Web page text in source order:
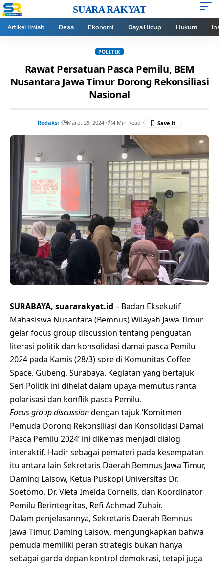
SUARA RAKYAT
Artikel Ilmiah Desa Ekonomi Gaya Hidup Hukum
POLITIK
Rawat Persatuan Pasca Pemilu, BEM
Nusantara Jawa Timur Dorong Rekonsiliasi
Nasional
Redaksi Maret 29, 2024 4 Min Read
SURABAYA, suararakyat.id – Badan Eksekutif
Mahasiswa Nusantara (Bemnus) Wilayah Jawa Timur
gelar focus group discussion tentang penguatan
literasi politik dan konsolidasi damai pasca Pemilu
2024 pada Kamis (28/3) sore di Komunitas Coffee
Space, Gubeng, Surabaya. Kegiatan yang bertajuk
Seri Politik ini dihelat dalam upaya memutus rantai
polarisasi dan konflik pasca Pemilu.
Focus group discussiondengan tajuk ‘Komitmen
Pemuda Dorong Rekonsiliasi dan Konsolidasi Damai
Pasca Pemilu 2024’ ini dikemas menjadi dialog
interaktif. Hadir sebagai pemateri pada kesempatan
itu antara lain Sekretaris Daerah Bemnus Jawa Timur,
Daming Laisow, Ketua Puskopi Universitas Dr.
Soetomo, Dr. Vieta Imelda Cornelis, dan Koordinator
Pemilu Berintegritas, Refi Achmad Zuhair.
Dalam penjelasannya, Sekretaris Daerah Bemnus
Jawa Timur, Daming Laisow, mengungkapkan bahwa
pemuda memiliki peran strategis bukan hanya
sebagai garda depan kontrol demokrasi, tetapi juga